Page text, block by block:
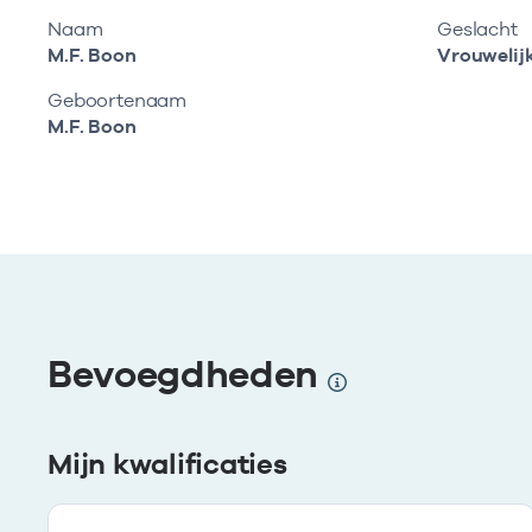
Naam
M.F. Boon
Geboortenaam
M.F. Boon
Geslacht
Bevoegdheden
Mijn kwalificaties